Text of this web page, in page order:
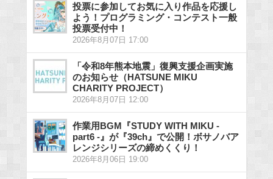
投票に参加してお気に入り作品を応援し
よう！プログラミング・コンテスト一般
投票受付中！
2026年8月07日 17:00
「令和8年熊本地震」復興支援企画実施
のお知らせ（HATSUNE MIKU
CHARITY PROJECT）
2026年8月07日 12:00
作業用BGM『STUDY WITH MIKU -
part6 -』が『39ch』で公開！ボサノバア
レンジシリーズの締めくくり！
2026年8月06日 19:00